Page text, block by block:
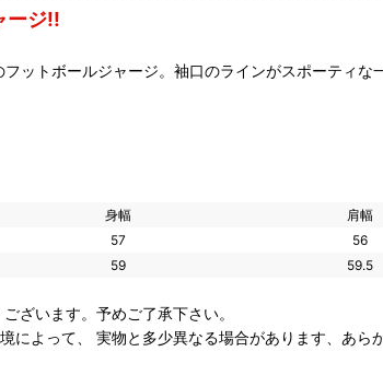
ージ!!
ットボールジャージ。袖口のラインがスポーティ
身幅 肩幅
57 56
59 59.5
ざいます。予めご了承下さい。
よって、 実物と多少異なる場合があります、あら